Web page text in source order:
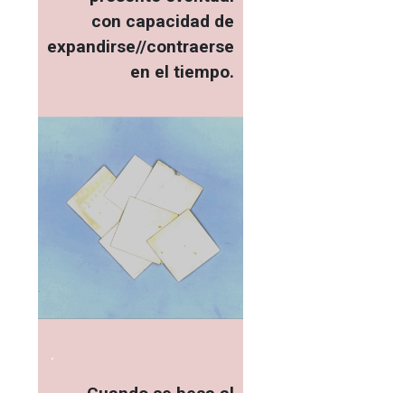
con capacidad de
expandirse//contraerse
en el tiempo.
.